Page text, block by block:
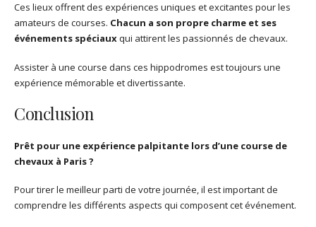
Ces lieux offrent des expériences uniques et excitantes pour les
amateurs de courses. Chacun a son propre charme et ses
événements spéciauxqui attirent les passionnés de chevaux.
Assister à une course dans ces hippodromes est toujours une
expérience mémorable et divertissante.
Conclusion
Prêt pour une expérience palpitante lors d’une course de
chevaux à Paris ?
Pour tirer le meilleur parti de votre journée, il est important de
comprendre les différents aspects qui composent cet événement.